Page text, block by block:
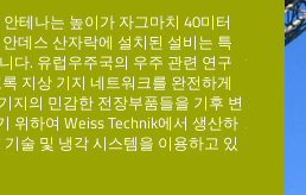
테나는 높이가 자그마치 40미터
데스 산자락에 설치된 설비는 특
다. 유럽우주국의 우주 관련 연구
지상 기지 네트워크를 완전하게
지의 민감한 전장부품들을 기후 변
위하여 Weiss Technik에서 생산하
기술 및 냉각 시스템을 이용하고 있
유럽
나 됩
히 중요
화 위험